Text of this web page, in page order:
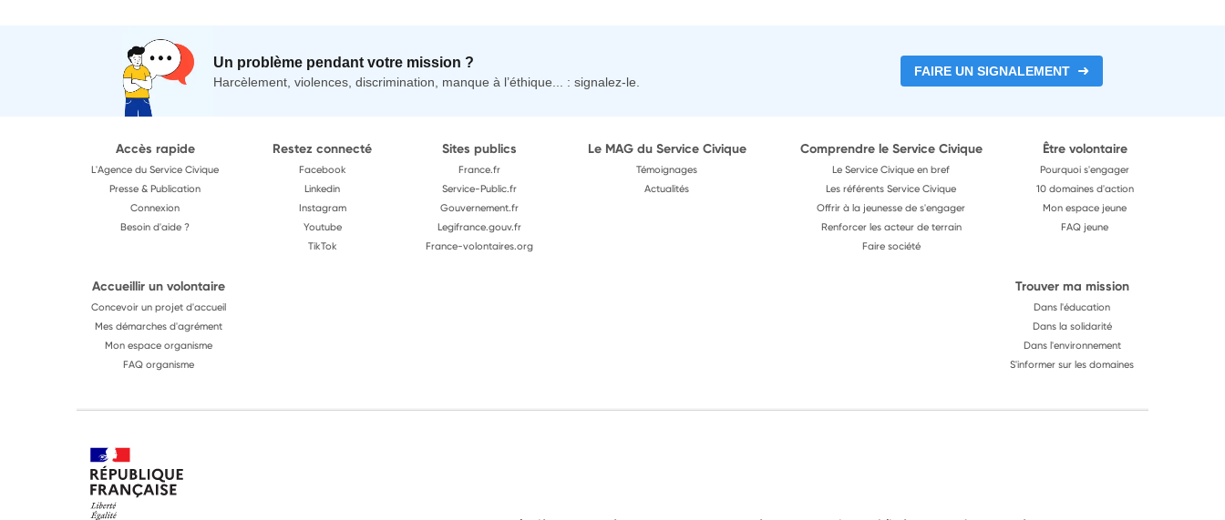
Un problème pendant votre mission ?
Harcèlement, violences, discrimination, manque à l’éthique... : signalez-le.
FAIRE UN SIGNALEMENT
Accès rapide
L'Agence du Service Civique
Presse & Publication
Connexion
Besoin d'aide ?
Restez connecté
Facebook
Linkedin
Instagram
Youtube
TikTok
Sites publics
France.fr
Service-Public.fr
Gouvernement.fr
Legifrance.gouv.fr
France-volontaires.org
Le MAG du Service Civique
Témoignages
Actualités
Comprendre le Service Civique
Le Service Civique en bref
Les référents Service Civique
Offrir à la jeunesse de s'engager
Renforcer les acteur de terrain
Faire société
Être volontaire
Pourquoi s'engager
10 domaines d'action
Mon espace jeune
FAQ jeune
Accueillir un volontaire
Concevoir un projet d'accueil
Mes démarches d'agrément
Mon espace organisme
FAQ organisme
Trouver ma mission
Dans l'éducation
Dans la solidarité
Dans l'environnement
S'informer sur les domaines